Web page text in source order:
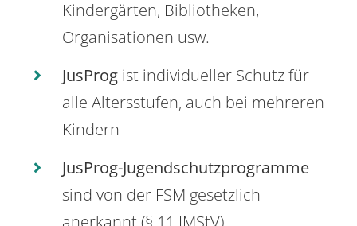
Kindergärten, Bibliotheken,
Organisationen usw.
JusProg ist individueller Schutz für
alle Altersstufen, auch bei mehreren
Kindern
JusProg-Jugendschutzprogramme
sind von der FSM gesetzlich
anerkannt (§ 11 JMStV).